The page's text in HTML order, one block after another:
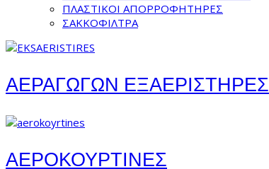
ΠΛΑΣΤΙΚΟΙ ΑΠΟΡΡΟΦΗΤΗΡΕΣ
ΣΑΚΚΟΦΙΛΤΡΑ
ΑΕΡΑΓΩΓΩΝ ΕΞΑΕΡΙΣΤΗΡΕΣ
ΑΕΡΟΚΟΥΡΤΙΝΕΣ